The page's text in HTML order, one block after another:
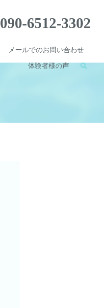
メールでのお問い合わせ
体験者様の声
090-6512-3302